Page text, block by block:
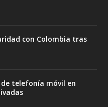
con Colombia tras
telefonía móvil en